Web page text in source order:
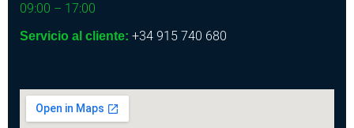
09:00 – 17:00
Servicio al cliente: +34 915 740 680